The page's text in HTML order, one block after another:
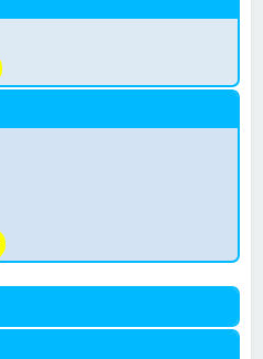
h